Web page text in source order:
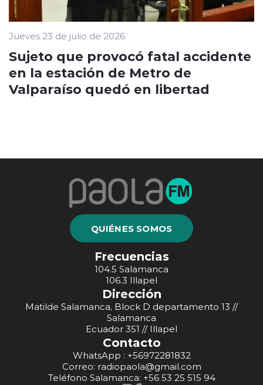
Jueves 23 de julio de 2026
Sujeto que provocó fatal accidente
en la estación de Metro de
Valparaíso quedó en libertad
QUIÉNES SOMOS
Frecuencias
104.5 Salamanca
106.3 Illapel
Dirección
Matilde Salamanca, Block D departamento 13 //
Salamanca
Ecuador 351 // Illapel
Contacto
WhatsApp : +56972281832
Correo: radiopaola@gmail.com
Teléfono Salamanca: +56 53 25 515 94